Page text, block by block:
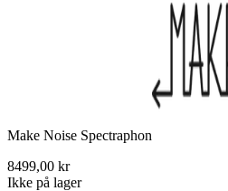
Make Noise Spectraphon
8499,00 kr
Ikke på lager